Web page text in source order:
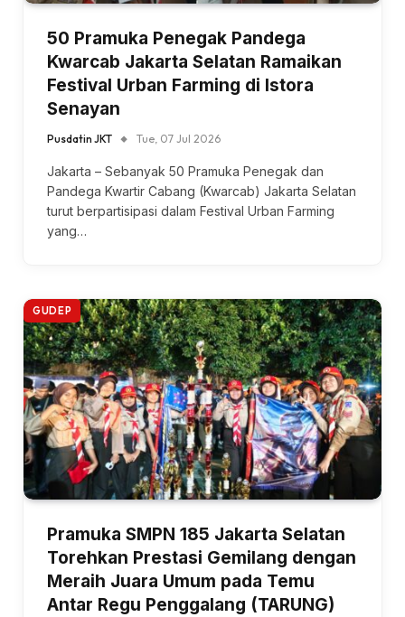
50 Pramuka Penegak Pandega
Kwarcab Jakarta Selatan Ramaikan
Festival Urban Farming di Istora
Senayan
Pusdatin JKT Tue, 07 Jul 2026
Jakarta – Sebanyak 50 Pramuka Penegak dan
Pandega Kwartir Cabang (Kwarcab) Jakarta Selatan
turut berpartisipasi dalam Festival Urban Farming
yang…
GUDEP
Pramuka SMPN 185 Jakarta Selatan
Torehkan Prestasi Gemilang dengan
Meraih Juara Umum pada Temu
Antar Regu Penggalang (TARUNG)